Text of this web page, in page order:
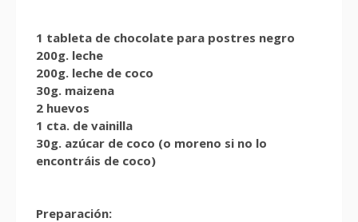
1 tableta de chocolate para postres negro
200g. leche
200g. leche de coco
30g. maizena
2 huevos
1 cta. de vainilla
30g. azúcar de coco (o moreno si no lo
encontráis de coco)
Preparación: